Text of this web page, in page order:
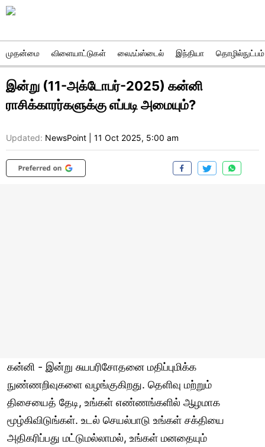
முதன்மை விளையாட்டுகள் லைஃப்ஸ்டைல் இந்தியா தொழில்நுட்பம்
இன்று (11-அக்டோபர்-2025) கன்னி
ராசிக்காரர்களுக்கு எப்படி அமையும்?
Updated: NewsPoint 11 Oct 2025, 5:00 am
கன்னி - இன்று சுயபரிசோதனை மதிப்புமிக்க
நுண்ணறிவுகளை வழங்குகிறது. தெளிவு மற்றும்
திசையைத் தேடி, உங்கள் எண்ணங்களில் ஆழமாக
மூழ்கிவிடுங்கள். உடல் செயல்பாடு உங்கள் சக்தியை
அதிகரிப்பது மட்டுமல்லாமல், உங்கள் மனதையும்